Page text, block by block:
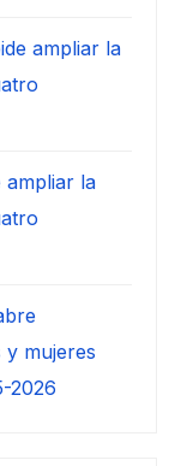
ampliar la
ampliar la
mujeres
2026